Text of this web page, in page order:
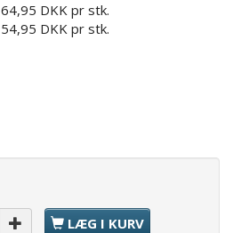
64,95 DKK pr stk.
54,95 DKK pr stk.
LÆG I KURV